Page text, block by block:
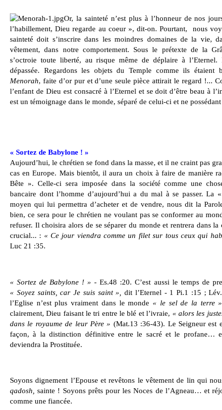
Or, la sainteté n’est plus à l’honneur de nos
l’habillement, Dieu regarde au coeur », dit-on. Pourtant,
nous
sainteté doit s’inscrire dans les moindres domaines de la vie,
vêtement, dans notre comportement. Sous le prétexte de la
s’octroie toute liberté, au risque même de déplaire à
dépassée. Regardons les objets du Temple comme ils étaient
Menorah, faite d’or pur et d’une seule pièce attirait le regard !...
l’enfant de Dieu est consacré à l’Eternel et se doit d’être beau à
est un témoignage dans le monde, séparé de celui-ci et ne
« Sortez de Babylone ! »
Aujourd’hui, le chrétien se fond dans la masse, et il ne craint pas
cas en Europe. Mais bientôt, il aura un choix à faire de manière
Bête ». Celle-ci sera imposée dans la société comme une
bancaire dont l’homme d’aujourd’hui a du mal à se passer. La
moyen qui lui permettra d’acheter et de vendre, nous dit la
bien, ce sera pour le chrétien ne voulant pas se conformer au
refuser. Il choisira alors de se séparer du monde et rentrera dans
crucial... : « Ce jour viendra comme un filet sur tous ceux qui
Luc 21 :35.
« Sortez de Babylone ! » - Es.48 :20. C’est aussi le temps de
« Soyez saints, car Je suis saint »,
dit l’Eternel - 1 Pi.1 :15 ;
l’Eglise n’est plus vraiment dans le monde« le sel de la terre
clairement, Dieu faisant le tri entre le blé et l’ivraie, « alors les
dans le royaume de leur Père » (Mat.13 :36-43). Le Seigneur est
façon, à la distinction définitive entre le sacré et le profane…
deviendra la Prostituée.
Soyons dignement l’Epouse et revêtons le vêtement de lin qui
qadosh,
sainte ! Soyons prêts pour les Noces de l’Agneau… et
comme une fiancée.